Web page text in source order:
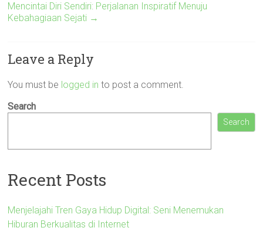
Mencintai Diri Sendiri: Perjalanan Inspiratif Menuju
Kebahagiaan Sejati →
Leave a Reply
You must be logged in to post a comment.
Search
Search
Recent Posts
Menjelajahi Tren Gaya Hidup Digital: Seni Menemukan
Hiburan Berkualitas di Internet